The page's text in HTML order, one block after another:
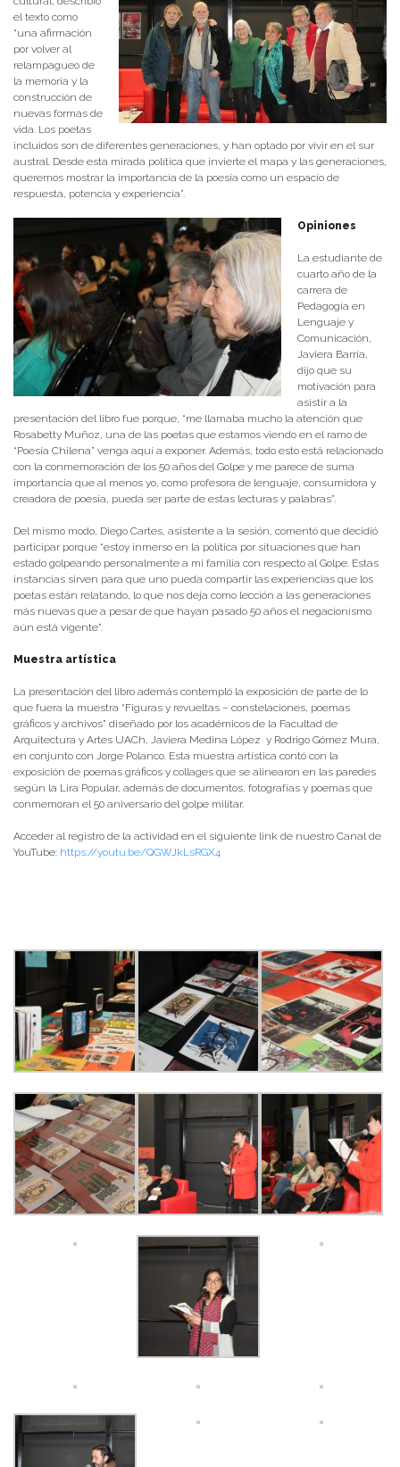
el texto como
“una afirmación
por volver al
relampagueo de
la memoria y la
construcción de
nuevas formas de
vida. Los poetas
incluidos son de diferentes generaciones, y han optado por vivir en el sur
austral. Desde esta mirada política que invierte el mapa y las generaciones,
queremos mostrar la importancia de la poesía como un espacio de
respuesta, potencia y experiencia”.
Opiniones
La estudiante de
cuarto año de la
carrera de
Pedagogía en
Lenguaje y
Comunicación,
Javiera Barría,
dijo que su
motivación para
asistir a la
presentación del libro fue porque, “me llamaba mucho la atención que
Rosabetty Muñoz, una de las poetas que estamos viendo en el ramo de
“Poesía Chilena” venga aquí a exponer. Además, todo esto está relacionado
con la conmemoración de los 50 años del Golpe y me parece de suma
importancia que al menos yo, como profesora de lenguaje, consumidora y
creadora de poesía, pueda ser parte de estas lecturas y palabras”.
Del mismo modo, Diego Cartes, asistente a la sesión, comentó que decidió
participar porque “estoy inmerso en la política por situaciones que han
estado golpeando personalmente a mi familia con respecto al Golpe. Estas
instancias sirven para que uno pueda compartir las experiencias que los
poetas están relatando, lo que nos deja como lección a las generaciones
más nuevas que a pesar de que hayan pasado 50 años el negacionismo
aún está vigente”.
Muestra artística
La presentación del libro además contempló la exposición de parte de lo
que fuera la muestra “Figuras y revueltas – constelaciones, poemas
gráficos y archivos” diseñado por los académicos de la Facultad de
Arquitectura y Artes UACh, Javiera Medina López y Rodrigo Gómez Mura,
en conjunto con Jorge Polanco. Esta muestra artística contó con la
exposición de poemas gráficos y collages que se alinearon en las paredes
según la Lira Popular, además de documentos, fotografías y poemas que
conmemoran el 50 aniversario del golpe militar.
Acceder al registro de la actividad en el siguiente link de nuestro Canal de
YouTube: https://youtu.be/QGWJkLsRGX4